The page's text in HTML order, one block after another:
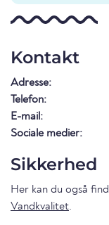
Kontakt
Adresse:
Telefon:
E-mail:
Sociale medier:
Sikkerhed
Her kan du også
Vandkvalitet.